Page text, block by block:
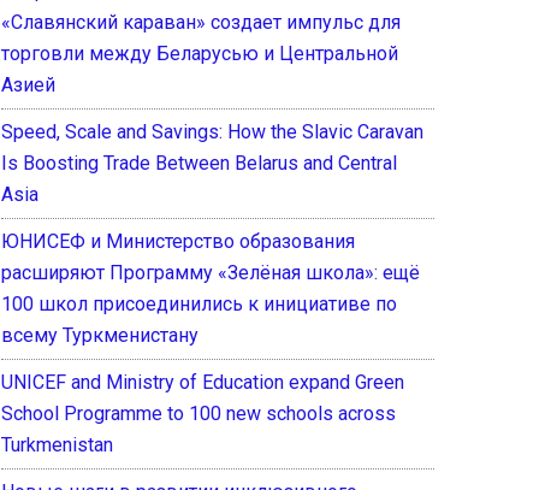
«Славянский караван» создает импульс для
торговли между Беларусью и Центральной
Азией
Speed, Scale and Savings: How the Slavic Caravan
Is Boosting Trade Between Belarus and Central
Asia
ЮНИСЕФ и Министерство образования
расширяют Программу «Зелёная школа»: ещё
100 школ присоединились к инициативе по
всему Туркменистану
UNICEF and Ministry of Education expand Green
School Programme to 100 new schools across
Turkmenistan